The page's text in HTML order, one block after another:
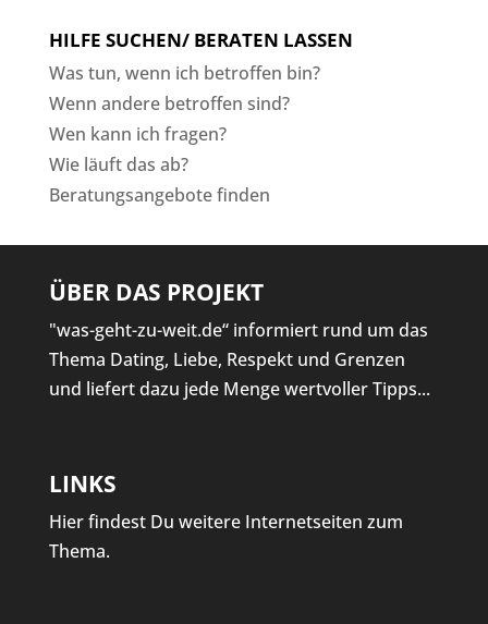
HILFE SUCHEN/ BERATEN LASSEN
Was tun, wenn ich betroffen bin?
Wenn andere betroffen sind?
Wen kann ich fragen?
Wie läuft das ab?
Beratungsangebote finden
ÜBER DAS PROJEKT
"was-geht-zu-weit.de“ informiert rund um das
Thema Dating, Liebe, Respekt und Grenzen
und liefert dazu jede Menge wertvoller Tipps...
LINKS
Hier findest Du weitere Internetseiten zum
Thema.